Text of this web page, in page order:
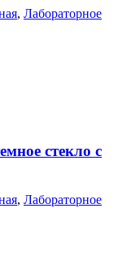
, Лабораторное
стекло с
, Лабораторное